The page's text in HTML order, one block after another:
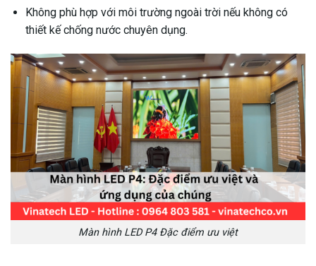
Không phù hợp với môi trường ngoài trời nếu không có
thiết kế chống nước chuyên dụng.
Màn hình LED P4 Đặc điểm ưu việt